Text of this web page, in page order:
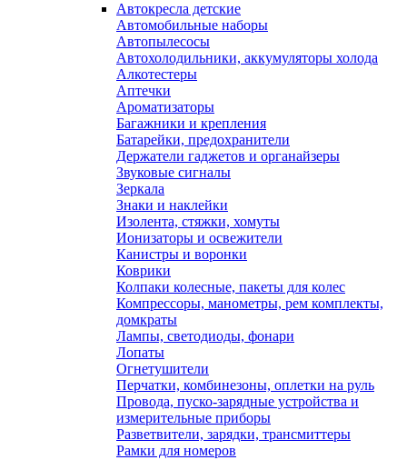
Автокресла детские
Автомобильные наборы
Автопылесосы
Автохолодильники, аккумуляторы холода
Алкотестеры
Аптечки
Ароматизаторы
Багажники и крепления
Батарейки, предохранители
Держатели гаджетов и органайзеры
Звуковые сигналы
Зеркала
Знаки и наклейки
Изолента, стяжки, хомуты
Ионизаторы и освежители
Канистры и воронки
Коврики
Колпаки колесные, пакеты для колес
Компрессоры, манометры, рем комплекты,
домкраты
Лампы, светодиоды, фонари
Лопаты
Огнетушители
Перчатки, комбинезоны, оплетки на руль
Провода, пуско-зарядные устройства и
измерительные приборы
Разветвители, зарядки, трансмиттеры
Рамки для номеров